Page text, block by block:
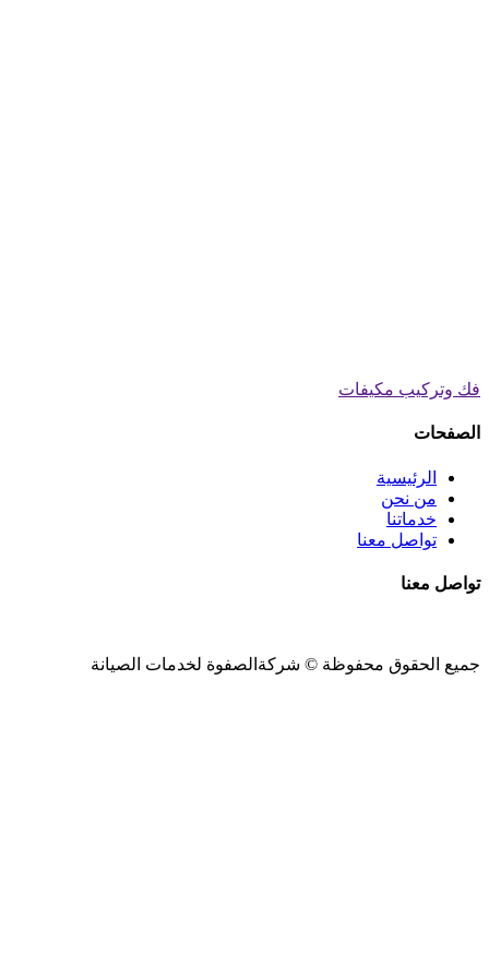
فك وتركيب مكيفات
الصفحات
الرئيسية
من نحن
خدماتنا
تواصل معنا
تواصل معنا
جميع الحقوق محفوظة © شركةالصفوة لخدمات الصيانة